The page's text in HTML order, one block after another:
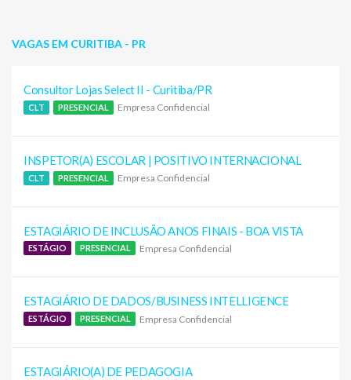
VAGAS EM CURITIBA - PR
Consultor Lojas Select II - Curitiba/PR
CLT PRESENCIAL Empresa Confidencial
INSPETOR(A) ESCOLAR | POSITIVO INTERNACIONAL
CLT PRESENCIAL Empresa Confidencial
ESTAGIÁRIO DE INCLUSÃO ANOS FINAIS - BOA VISTA
ESTÁGIO PRESENCIAL Empresa Confidencial
ESTAGIÁRIO DE DADOS/BUSINESS INTELLIGENCE
ESTÁGIO PRESENCIAL Empresa Confidencial
ESTAGIÁRIO(A) DE PEDAGOGIA